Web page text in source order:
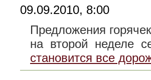
09.09.2010, 8:00
Предложения
на второй неделе
становится все